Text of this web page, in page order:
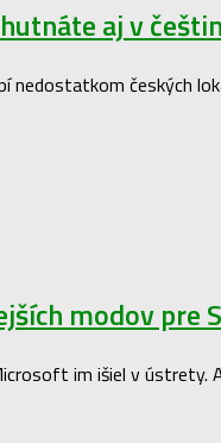
aj v
českých
modov pre
im išiel v ústrety.